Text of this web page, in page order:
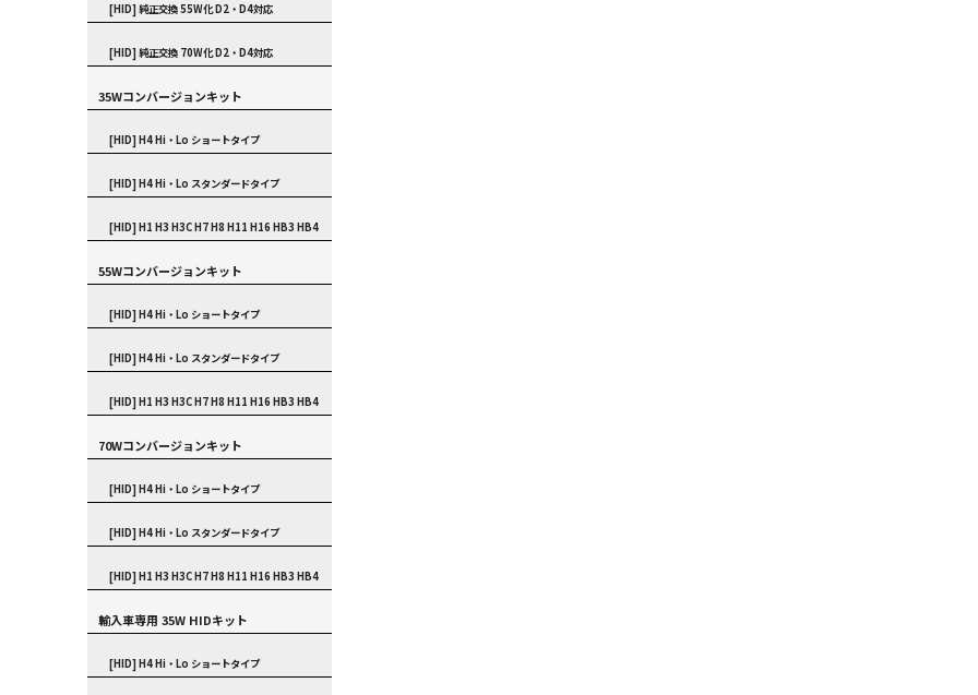
[HID] 純正交換 55W化 D2・D4対応
[HID] 純正交換 70W化 D2・D4対応
35Wコンバージョンキット
[HID] H4 Hi・Lo ショートタイプ
[HID] H4 Hi・Lo スタンダードタイプ
[HID] H1 H3 H3C H7 H8 H11 H16 HB3 HB4
55Wコンバージョンキット
[HID] H4 Hi・Lo ショートタイプ
[HID] H4 Hi・Lo スタンダードタイプ
[HID] H1 H3 H3C H7 H8 H11 H16 HB3 HB4
70Wコンバージョンキット
[HID] H4 Hi・Lo ショートタイプ
[HID] H4 Hi・Lo スタンダードタイプ
[HID] H1 H3 H3C H7 H8 H11 H16 HB3 HB4
輸入車専用 35W HIDキット
[HID] H4 Hi・Lo ショートタイプ